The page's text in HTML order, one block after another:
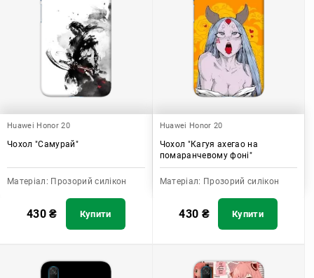
Huawei Honor 20
Чохол "Самурай"
Матеріал: Прозорий силікон
430₴ Купити
Huawei Honor 20
Чохол "Кагуя ахегао на
помаранчевому фоні"
Матеріал: Прозорий силікон
430 ₴ Купити